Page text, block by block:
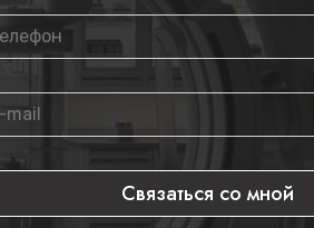
Связаться со мной